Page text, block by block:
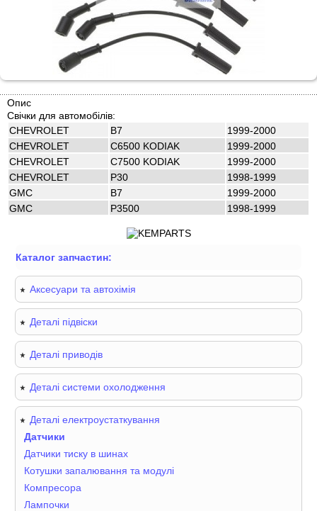
Опис
Свічки для автомобілів:
CHEVROLET
B7
1999-2000
CHEVROLET
C6500 KODIAK
1999-2000
CHEVROLET
C7500 KODIAK
1999-2000
CHEVROLET
P30
1998-1999
GMC
B7
1999-2000
GMC
P3500 1998-1999
Каталог запчастин:
Аксесуари та автохімія
Деталі підвіски
Деталі приводів
Деталі системи охолодження
Деталі електроустаткування
Датчики
Датчики тиску в шинах
Котушки запалювання та модулі
Компресора
Лампочки